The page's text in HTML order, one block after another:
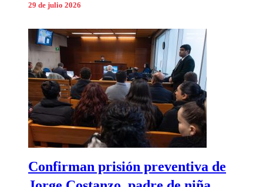
29 de julio 2026
Confirman prisión preventiva de